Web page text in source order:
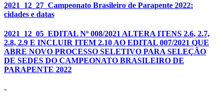
2021_12_27_Campeonato Brasileiro de Parapente 2022:
cidades e datas
2021_12_05_EDITAL Nº 008/2021 ALTERA ITENS 2.6, 2.7,
2.8, 2.9 E INCLUIR ITEM 2.10 AO EDITAL 007/2021 QUE
ABRE NOVO PROCESSO SELETIVO PARA SELEÇÃO
DE SEDES DO CAMPEONATO BRASILEIRO DE
PARAPENTE 2022
-